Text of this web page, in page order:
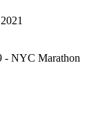
- NYC Marathon